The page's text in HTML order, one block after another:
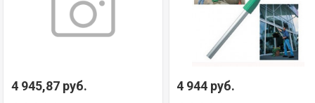
4 945,87 руб. 4 944 руб.